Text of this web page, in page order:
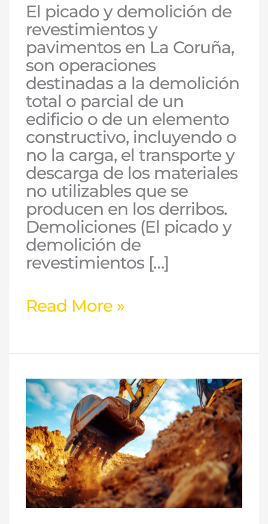
El picado y demolición de
revestimientos y
pavimentos en La Coruña,
son operaciones
destinadas a la demolición
total o parcial de un
edificio o de un elemento
constructivo, incluyendo o
no la carga, el transporte y
descarga de los materiales
no utilizables que se
producen en los derribos.
Demoliciones (El picado y
demolición de
revestimientos […]
Read More »
La
eliminación
de
escombros
y
residuos
con
excavadoras